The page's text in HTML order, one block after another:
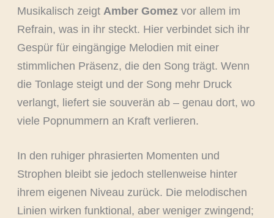
Musikalisch zeigt Amber Gomezvor allem im
Refrain, was in ihr steckt. Hier verbindet sich ihr
Gespür für eingängige Melodien mit einer
stimmlichen Präsenz, die den Song trägt. Wenn
die Tonlage steigt und der Song mehr Druck
verlangt, liefert sie souverän ab – genau dort, wo
viele Popnummern an Kraft verlieren.
In den ruhiger phrasierten Momenten und
Strophen bleibt sie jedoch stellenweise hinter
ihrem eigenen Niveau zurück. Die melodischen
Linien wirken funktional, aber weniger zwingend;